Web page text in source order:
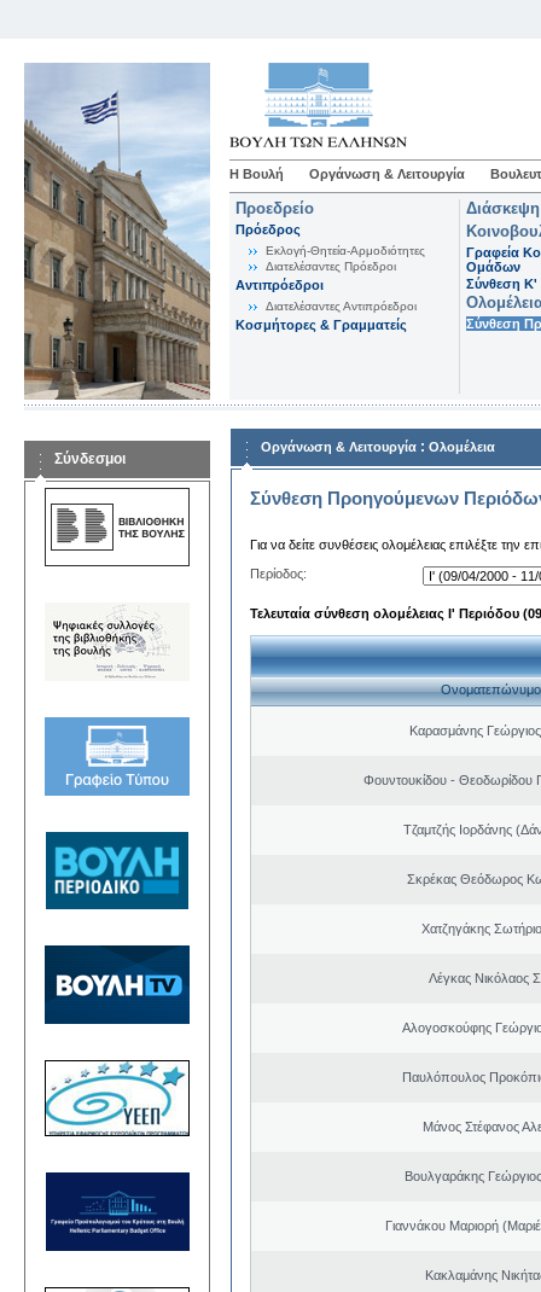
Η Βουλή Οργάνωση & Λειτουργία
Προεδρείο
Πρόεδρος
Εκλογή-Θητεία-Αρμοδιότητες
Διατελέσαντες Πρόεδροι
Αντιπρόεδροι
Διατελέσαντες Αντιπρόεδροι
Κοσμήτορες & Γραμματείς
Γραφεία
Ομάδων
Σύνθεση K'
Σύνθεση
Σύνδεσμοι
Οργάνωση & Λειτουργία : Ολομέλεια
Σύνθεση Προηγούμενων
Για να δείτε συνθέσεις ολομέλειας επιλέξτε την
Περίοδος:
Τελευταία σύνθεση ολομέλειας Ι' Περιόδου
Ονοματεπώνυμο
Καρασμάνης
Φουντουκίδου - Θεοδωρίδου
Τζαμτζής Ιορδάνης
Σκρέκας Θεόδωρος
Χατζηγάκης
Λέγκας Νικόλαος
Αλογοσκούφης
Παυλόπουλος
Μάνος Στέφανος
Βουλγαράκης
Γιαννάκου Μαριορή
Κακλαμάνης